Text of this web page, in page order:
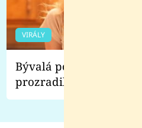
VIRÁLY
Bývalá pornoherečka
prozradila, co ji
natáčení Euforie.